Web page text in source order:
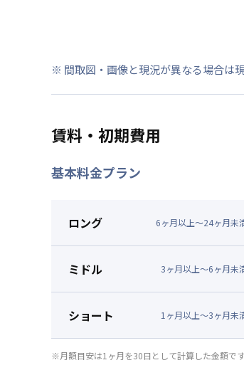
※ 間取図・画像と現況が異なる場合は
賃料・初期費用
基本料金プラン
ロング 6ヶ月以上～24ヶ月未
ミドル 3ヶ月以上～6ヶ月未
ショート 1 ヶ月以上～3ヶ月未
※月額目安は1ヶ月を30日として計算した金額で